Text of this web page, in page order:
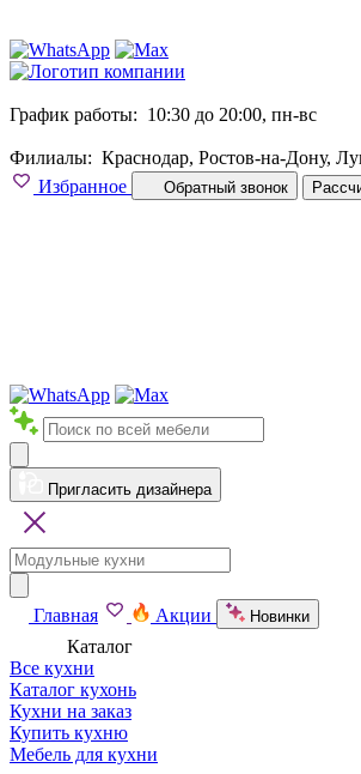
График работы: 10:30 до 20:00, пн-вс
Филиалы: Краснодар, Ростов-на-Дону,
Избранное
Обратный звонок
Пригласить дизайнера
Главная Акции Новинки
Каталог
Все кухни
Каталог кухонь
Кухни на заказ
Купить кухню
Мебель для кухни